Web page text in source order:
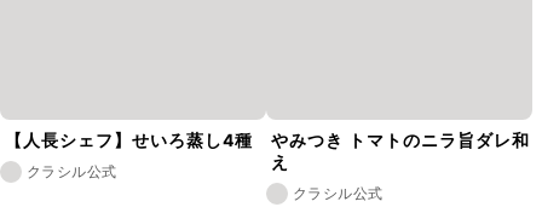
【人長シェフ】せいろ蒸し4種
クラシル公式
やみつき トマトのニラ旨ダレ和
え
クラシル公式